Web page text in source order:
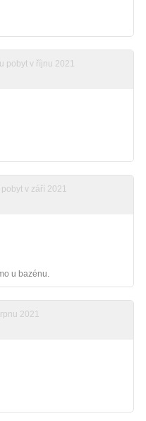
pobyt v říjnu 2021
v září 2021
u bazénu.
2021